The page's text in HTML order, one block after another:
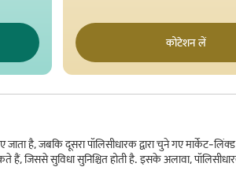
कोटेशन लें
है, जबकि दूसरा पॉलिसीधारक द्वारा चुने गए मार्केट-
सुविधा सुनिश्चित होती है. इसके अलावा, पॉलिसीधारक